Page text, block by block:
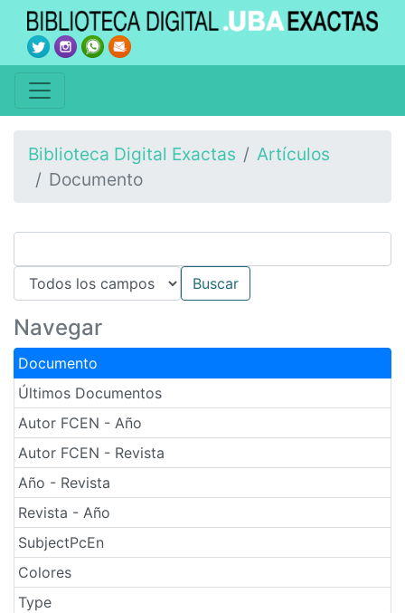
Biblioteca Digital Exactas
Artículos
Documento
Navegar
Documento
Últimos Documentos
Autor FCEN - Año
Autor FCEN - Revista
Año - Revista
Revista - Año
SubjectPcEn
Colores
Type